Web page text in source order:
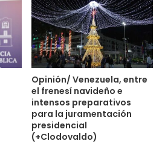
Opinión/ Venezuela, entre
el frenesí navideño e
intensos preparativos
para la juramentación
presidencial
(+Clodovaldo)